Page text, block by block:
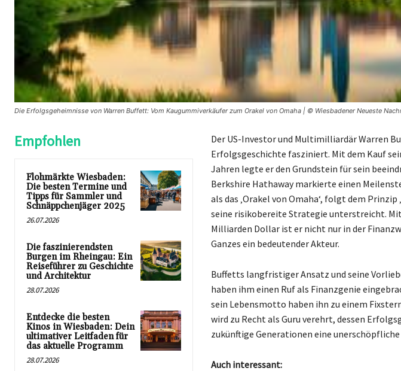
Die Erfolgsgeheimnisse von Warren Buffett: Vom Kaugummiverkäufer zum Orakel von Omaha | © Wiesbadener Neueste
Empfohlen
Flohmärkte Wiesbaden:
Die besten Termine und
Tipps für Sammler und
Schnäppchenjäger 2025
26.07.2026
Die faszinierendsten
Burgen im Rheingau: Ein
Reiseführer zu Geschichte
und Architektur
28.07.2026
Entdecke die besten
Kinos in Wiesbaden: Dein
ultimativer Leitfaden für
das aktuelle Programm
28.07.2026
Der US-Investor und Multimilliardär Warren
Erfolgsgeschichte fasziniert. Mit dem Kauf
Jahren legte er den Grundstein für sein
Berkshire Hathaway markierte einen
als das ‚Orakel von Omaha‘, folgt dem Prinzip
seine risikobereite Strategie unterstreicht.
Milliarden Dollar ist er nicht nur in der
Ganzes ein bedeutender Akteur.
Buffetts langfristiger Ansatz und seine
haben ihm einen Ruf als Finanzgenie
sein Lebensmotto haben ihn zu einem
wird zu Recht als Guru verehrt, dessen
zukünftige Generationen eine
Auch interessant: